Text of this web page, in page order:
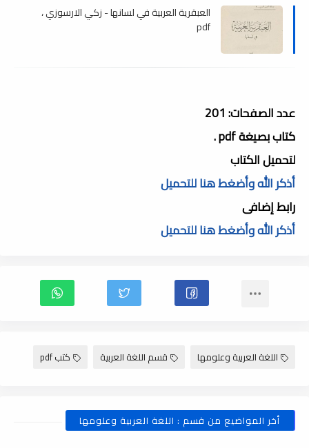
العبقرية العربية في لسانها - زكي الارسوزي ،
pdf
عدد الصفحات: 201
كتاب بصيغة pdf .
لتحميل الكتاب
أذكر الله وأضغط هنا للتحميل
رابط إضافى
أذكر الله وأضغط هنا للتحميل
اللغة العربية وعلومها قسم اللغة العربية كتب pdf
أخر المواضيع من قسم : اللغة العربية وعلومها